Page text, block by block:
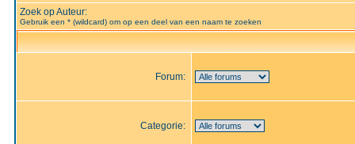
Zoek op Auteur:
Gebruik een * (wildcard) om op een deel van een naam te zoeken
Forum:
Categorie: